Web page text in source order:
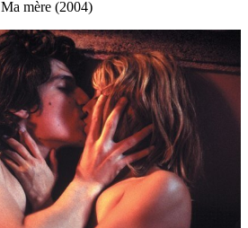
Ma mère (2004)